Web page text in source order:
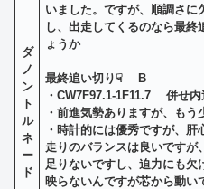
ダ
ノ
ン
ト
ル
ネ
ー
ド
いました。ですが、順調さに
し、出走してくるのなら最終
ょうか
最終追い切り☟ B
・CW7F97.1-1F11.7 併せ内
・前進気勢ありますが、も
・時計的には優秀ですが、肝
走りのバランスは良いですが
足りないですし、迫力にも欠
映らないんですが芯から動い